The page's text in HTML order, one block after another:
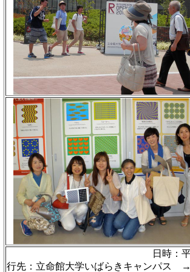
日時：
行先：立命館大学いばらきキャンパス